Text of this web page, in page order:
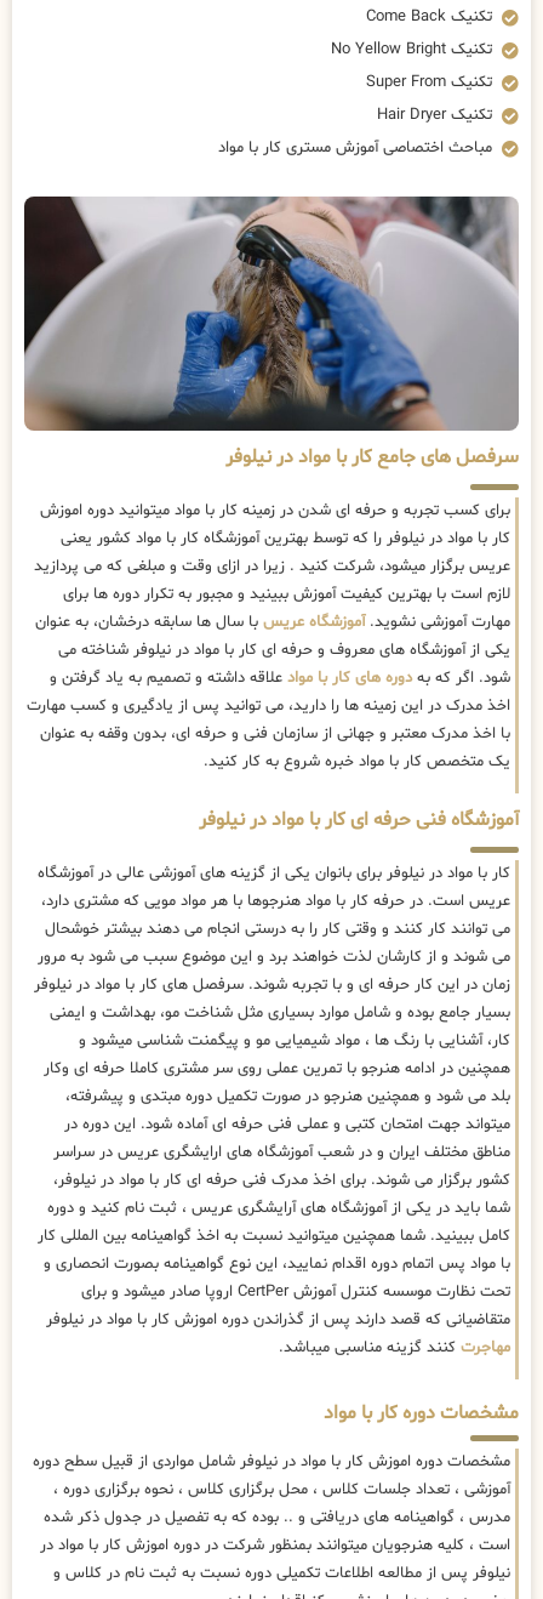
تکنیک Come Back
تکنیک No Yellow Bright
تکنیک Super From
تکنیک Hair Dryer
مباحث اختصاصی آموزش مستری کار با مواد
سرفصل های جامع کار با مواد در نیلوفر
برای کسب تجربه و حرفه ای شدن در زمینه کار با مواد میتوانید دوره اموزش
کار با مواد در نیلوفر را که توسط بهترینآموزشگاه کار با مواد کشور یعنی
عریس برگزار میشود، شرکت کنید . زیرا در ازای وقت و مبلغی که می پردازید
لازم است با بهترین کیفیت آموزش ببینید و مجبور به تکرار دوره ها برای
مهارت آموزشی نشوید.آموزشگاه عریس با سال ها سابقه درخشان، به عنوان
یکی از آموزشگاه های معروف و حرفه ای کار با مواد در نیلوفر شناخته می
شود. اگر که بهدوره های کار با مواد علاقه داشته و تصمیم به یاد گرفتن و
اخذ مدرک در این زمینه ها را دارید، می توانید پس از یادگیری و کسب مهارت
با اخذ مدرک معتبر و جهانی از سازمان فنی و حرفه ای، بدون وقفه به عنوان
یک متخصص کار با مواد خبره شروع به کار کنید.
آموزشگاه فنی حرفه ای کار با مواد در نیلوفر
کار با مواد در نیلوفر برای بانوان یکی از گزینه های آموزشی عالی در آموزشگاه
عریس است. در حرفه کار با مواد هنرجوها با هر مواد مویی که مشتری دارد،
می توانند کار کنند و وقتی کار را به درستی انجام می دهند بیشتر خوشحال
می شوند و از کارشان لذت خواهند برد و این موضوع سبب می شود به مرور
زمان در این کار حرفه ای و با تجربه شوند. سرفصل های کار با مواد در نیلوفر
بسیار جامع بوده و شامل موارد بسیاری مثل شناخت مو، بهداشت و ایمنی
کار، آشنایی با رنگ ها ، مواد شیمیایی مو و پیگمنت شناسی میشود و
همچنین در ادامه هنرجو با تمرین عملی روی سر مشتری کاملا حرفه ای وکار
بلد می شود و همچنین هنرجو در صورت تکمیل دوره مبتدی و پیشرفته،
میتواند جهت امتحان کتبی و عملی فنی حرفه ای آماده شود. این دوره در
مناطق مختلف ایران و در شعب آموزشگاه های ارایشگری عریس در سراسر
کشور برگزار می شوند. برای اخذ مدرک فنی حرفه ای کار با مواد در نیلوفر،
شما باید در یکی از آموزشگاه های آرایشگری عریس ، ثبت نام کنید و دوره
کامل ببینید. شما همچنین میتوانید نسبت به اخذ گواهینامه بین المللی کار
با مواد پس اتمام دوره اقدام نمایید، این نوع گواهینامه بصورت انحصاری و
تحت نظارت موسسه کنترل آموزش CertPer اروپا صادر میشود و برای
متقاضیانی که قصد دارند پس از گذراندن دوره اموزش کار با مواد در نیلوفر
مهاجرت کنند گزینه مناسبی میباشد.
مشخصات دوره کار با مواد
مشخصات دوره اموزش کار با مواد در نیلوفر شامل مواردی از قبیل سطح دوره
آموزشی ، تعداد جلسات کلاس ، محل برگزاری کلاس ، نحوه برگزاری دوره ،
مدرس ، گواهینامه های دریافتی و .. بوده که به تفصیل در جدول ذکر شده
است ، کلیه هنرجویان میتوانند بمنظور شرکت در دوره اموزش کار با مواد در
نیلوفر پس از مطالعه اطلاعات تکمیلی دوره نسبت به ثبت نام در کلاس و